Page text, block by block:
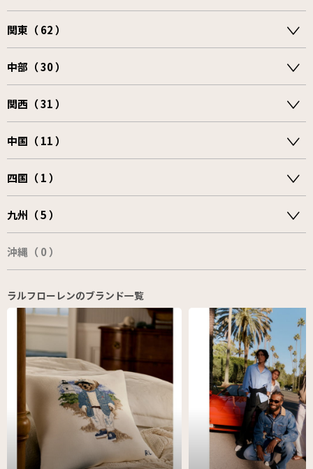
関東（ 62 ）
中部（ 30 ）
関西（ 31 ）
中国（ 11 ）
四国（ 1 ）
九州（ 5 ）
沖縄（ 0 ）
ラルフローレンのブランド一覧